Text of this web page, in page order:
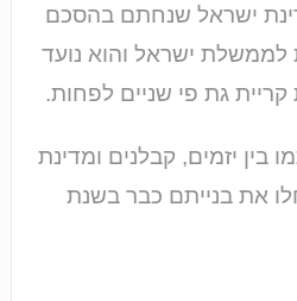
ישראל שנחתם בהסכם
לממשלת ישראל והוא נועד
קריית גת פי שניים לפחות.
בין יזמים, קבלנים ומדינת
את בנייתם כבר בשנת